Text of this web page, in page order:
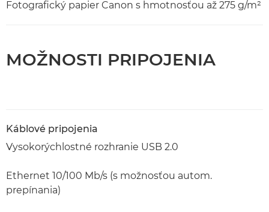
Fotografický papier Canon s hmotnosťou až 275 g/m²
MOŽNOSTI PRIPOJENIA
Káblové pripojenia
Vysokorýchlostné rozhranie USB 2.0
Ethernet 10/100 Mb/s (s možnosťou autom.
prepínania)